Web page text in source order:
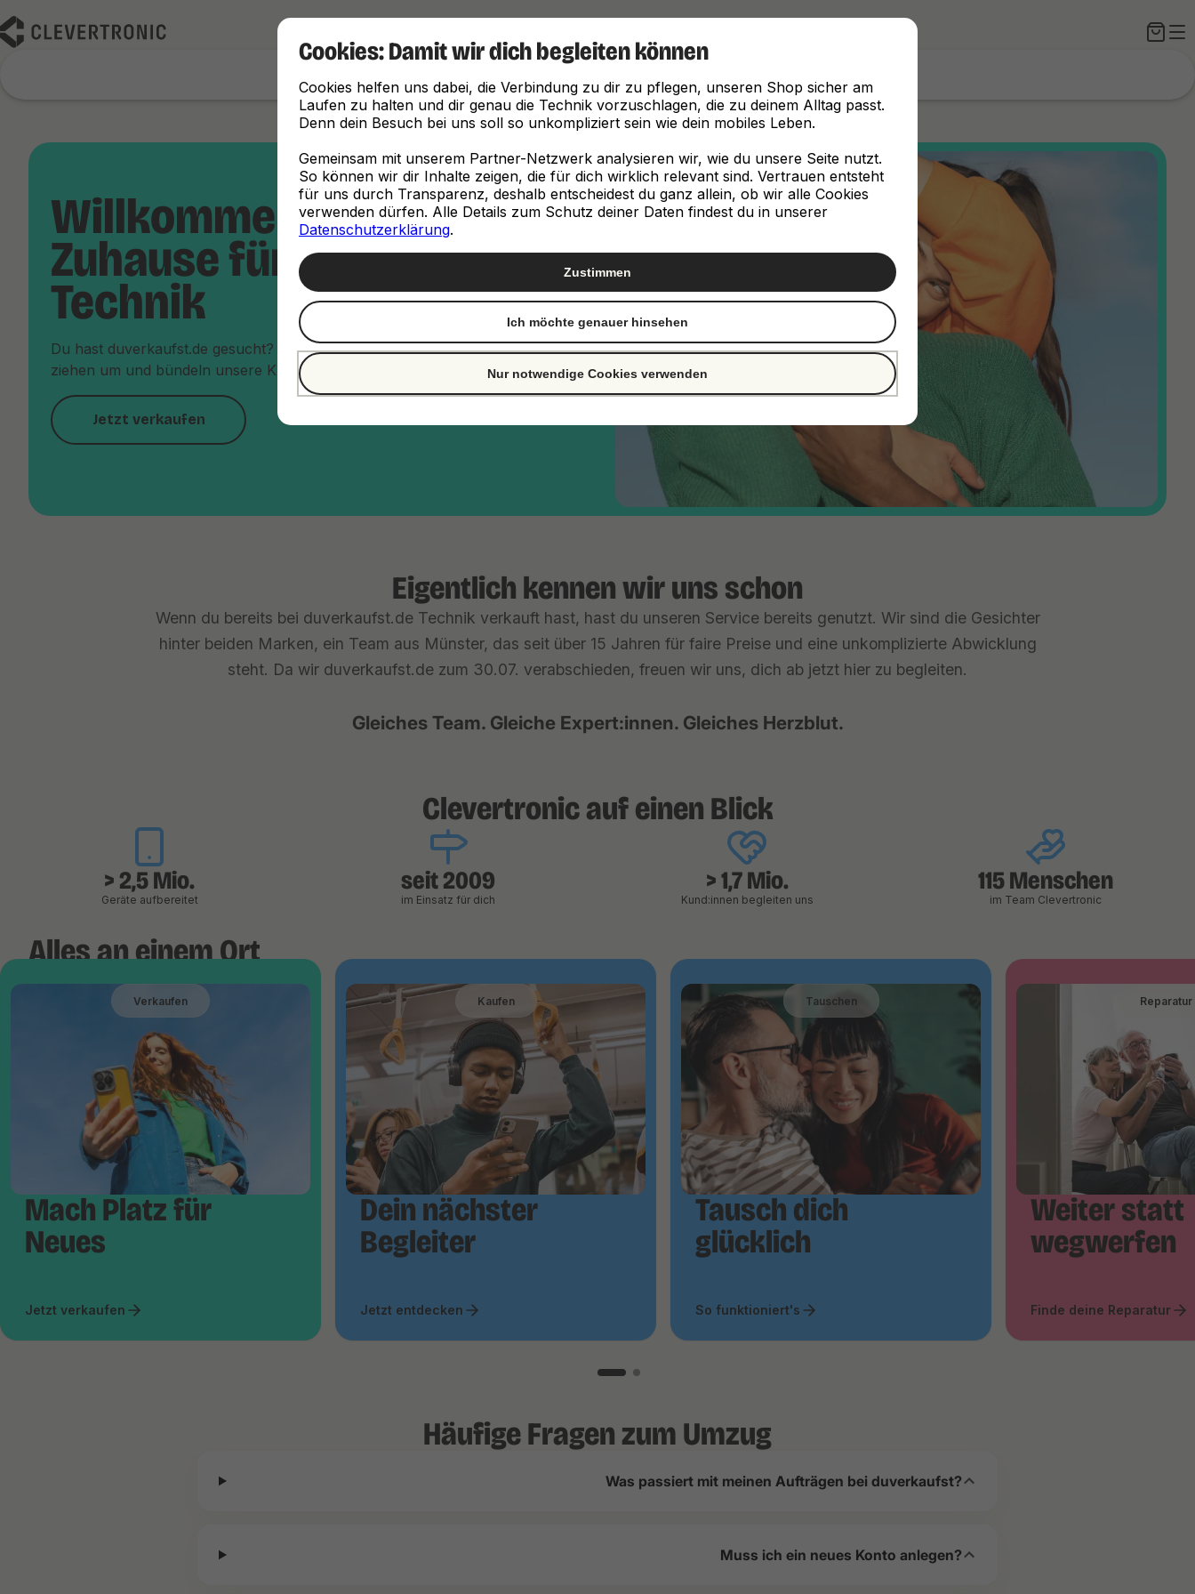
Willkommen im neuen
Zuhause für deine
Technik
Du hast duverkaufst.de gesucht? Keine Sorge, du bist genau richtig. Wir
ziehen um und bündeln unsere Kräfte unter dem Dach von Clevertronic.
Jetzt verkaufen
Eigentlich kennen wir uns schon
Wenn du bereits bei duverkaufst.de Technik verkauft hast, hast du unseren Service bereits genutzt. Wir sind die Gesichter
hinter beiden Marken, ein Team aus Münster, das seit über 15 Jahren für faire Preise und eine unkomplizierte Abwicklung
steht. Da wir duverkaufst.de zum 30.07. verabschieden, freuen wir uns, dich ab jetzt hier zu begleiten.
Gleiches Team. Gleiche Expert:innen. Gleiches Herzblut.
Clevertronic auf einen Blick
> 2,5 Mio.
Geräte aufbereitet
seit 2009
im Einsatz für dich
> 1,7 Mio.
Kund:innen begleiten uns
115 Menschen
im Team Clevertronic
Alles an einem Ort
Verkaufen
Mach Platz für
Neues
Jetzt verkaufen
Kaufen
Dein nächster
Begleiter
Jetzt entdecken
Tauschen
Tausch dich
glücklich
So funktioniert's
Reparatur
Weiter statt
wegwerfen
Finde deine Reparatur
Häufige Fragen zum Umzug
Was passiert mit meinen Aufträgen bei duverkaufst?
Muss ich ein neues Konto anlegen?
Cookies: Damit wir dich begleiten können
Cookies helfen uns dabei, die Verbindung zu dir zu pflegen, unseren Shop sicher am
Laufen zu halten und dir genau die Technik vorzuschlagen, die zu deinem Alltag passt.
Denn dein Besuch bei uns soll so unkompliziert sein wie dein mobiles Leben.
Gemeinsam mit unserem Partner-Netzwerk analysieren wir, wie du unsere Seite nutzt.
So können wir dir Inhalte zeigen, die für dich wirklich relevant sind. Vertrauen entsteht
für uns durch Transparenz, deshalb entscheidest du ganz allein, ob wir alle Cookies
verwenden dürfen. Alle Details zum Schutz deiner Daten findest du in unserer
Datenschutzerklärung.
Nur notwendige Cookies verwenden
Ich möchte genauer hinsehen
Zustimmen